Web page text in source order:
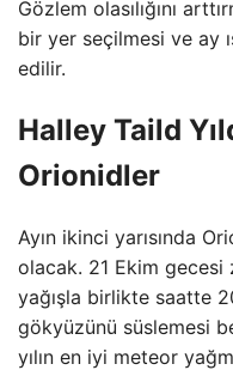
Gözlem olasılığını
bir yer seçilmesi ve ay
edilir.
Halley Taild
Orionidler
Ayın ikinci yarısında
olacak. 21 Ekim gecesi
yağışla birlikte saatte
gökyüzünü süslemesi
yılın en iyi meteor